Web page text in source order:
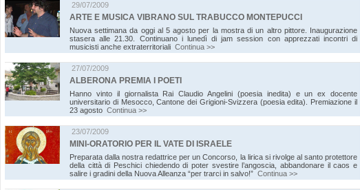
29/07/2009
ARTE E MUSICA VIBRANO SUL TRABUCCO MONTEPUCCI
Nuova settimana da oggi al 5 agosto per la mostra di un altro pittore. Inaugurazione
stasera alle 21.30. Continuano i lunedì di jam session con apprezzati incontri di
musicisti anche extraterritoriali Continua >>
27/07/2009
ALBERONA PREMIA I POETI
Hanno vinto il giornalista Rai Claudio Angelini (poesia inedita) e un ex docente
universitario di Mesocco, Cantone dei Grigioni-Svizzera (poesia edita). Premiazione il
23 agosto Continua >>
23/07/2009
MINI-ORATORIO PER IL VATE DI ISRAELE
Preparata dalla nostra redattrice per un Concorso, la lirica si rivolge al santo protettore
della città di Peschici chiedendo di poter svestire l’angoscia, abbandonare il caos e
salire i gradini della Nuova Alleanza “per trarci in salvo!” Continua >>